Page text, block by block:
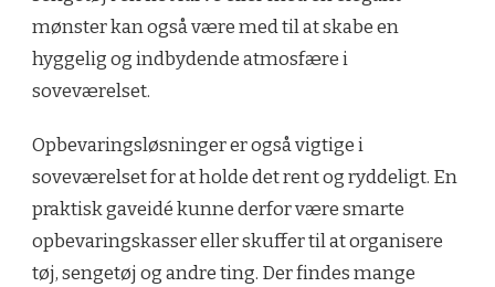
mønster kan også være med til at skabe en
hyggelig og indbydende atmosfære i
soveværelset.
Opbevaringsløsninger er også vigtige i
soveværelset for at holde det rent og ryddeligt. En
praktisk gaveidé kunne derfor være smarte
opbevaringskasser eller skuffer til at organisere
tøj, sengetøj og andre ting. Der findes mange